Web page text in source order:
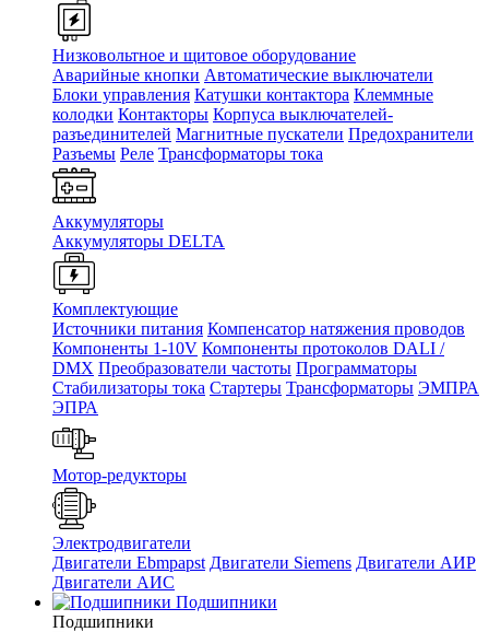
Низковольтное и щитовое оборудование
Аварийные кнопки Автоматические выключатели
Блоки управления Катушки контактора Клеммные
колодки Контакторы Корпуса выключателей-
разъединителей Магнитные пускатели Предохранители
Разъемы Реле Трансформаторы тока
Аккумуляторы
Аккумуляторы DELTA
Комплектующие
Источники питания Компенсатор натяжения проводов
Компоненты 1-10V Компоненты протоколов DALI /
DMX Преобразователи частоты Программаторы
Стабилизаторы тока Стартеры Трансформаторы ЭМПРА
ЭПРА
Мотор-редукторы
Электродвигатели
Двигатели Ebmpapst Двигатели Siemens Двигатели АИР
Двигатели АИС
Подшипники
Подшипники